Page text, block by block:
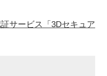
サービス「3Dセキュア